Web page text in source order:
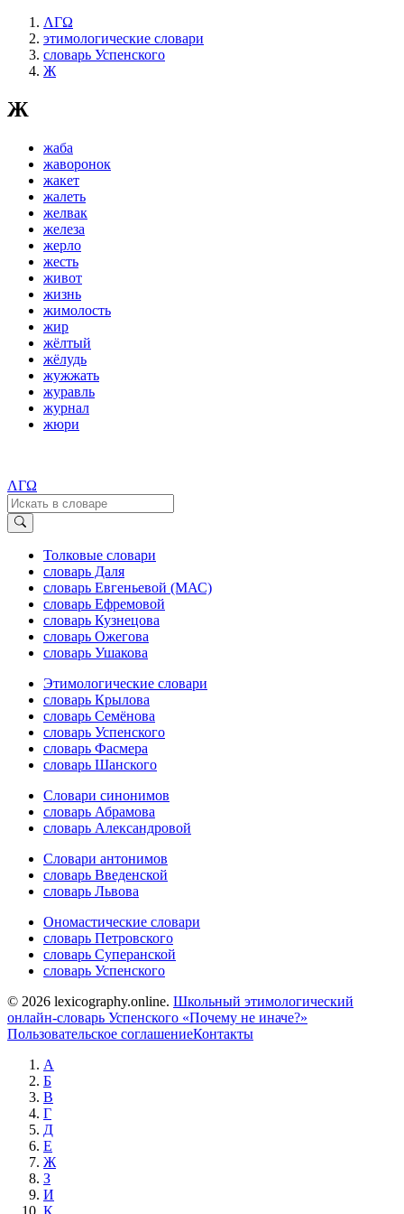
ΛΓΩ
этимологические словари
словарь Успенского
Ж
Ж
жаба
жаворонок
жакет
жалеть
желвак
железа
жерло
жесть
живот
жизнь
жимолость
жир
жёлтый
жёлудь
жужжать
журавль
журнал
жюри
ΛΓΩ
Толковые словари
словарь Даля
словарь Евгеньевой (МАС)
словарь Ефремовой
словарь Кузнецова
словарь Ожегова
словарь Ушакова
Этимологические словари
словарь Крылова
словарь Семёнова
словарь Успенского
словарь Фасмера
словарь Шанского
Словари синонимов
словарь Абрамова
словарь Александровой
Словари антонимов
словарь Введенской
словарь Львова
Ономастические словари
словарь Петровского
словарь Суперанской
словарь Успенского
© 2026 lexicography.online. Школьный этимологический
онлайн-словарь Успенского «Почему не иначе?»
Пользовательское соглашениеКонтакты
А
Б
В
Г
Д
Е
Ж
З
И